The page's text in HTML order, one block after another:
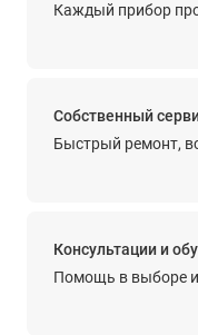
Каждый прибор
Собственный
Быстрый ремонт,
Консультации и
Помощь в выборе и